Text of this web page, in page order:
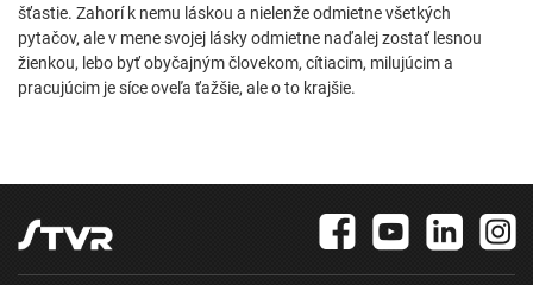
šťastie. Zahorí k nemu láskou a nielenže odmietne všetkých
pytačov, ale v mene svojej lásky odmietne naďalej zostať lesnou
žienkou, lebo byť obyčajným človekom, cítiacim, milujúcim a
pracujúcim je síce oveľa ťažšie, ale o to krajšie.